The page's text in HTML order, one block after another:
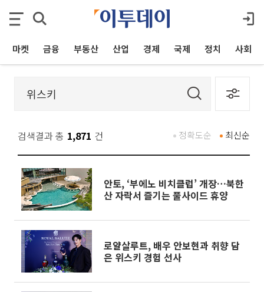
마켓 금융 부동산 산업 경제 국제 정치 사회
검색결과 총 1,871 건 최신순
정확도순
안토, ‘부에노 비치클럽’ 개장…북한
산 자락서 즐기는 풀사이드 휴양
로얄살루트, 배우 안보현과 취향 담
은 위스키 경험 선사